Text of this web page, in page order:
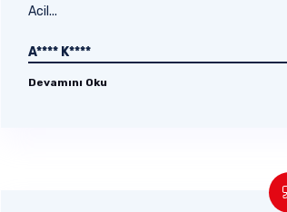
Acil...
A**** K****
Devamını Oku